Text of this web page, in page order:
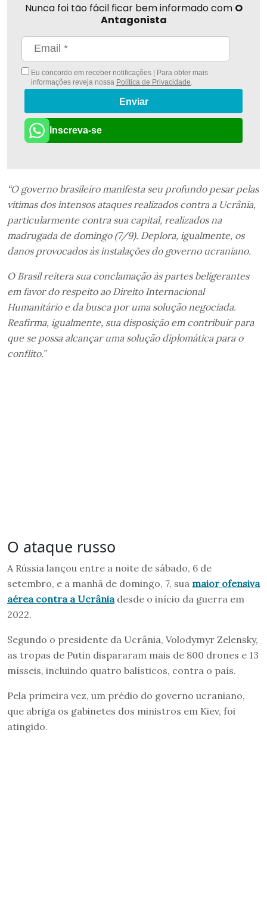
Nunca foi tão fácil ficar bem informado com O
Antagonista
Eu concordo em receber notificações | Para obter mais
informações reveja nossa Política de Privacidade
Enviar
Inscreva-se
“O governo brasileiro manifesta seu profundo pesar pelas
vítimas dos intensos ataques realizados contra a Ucrânia,
particularmente contra sua capital, realizados na
madrugada de domingo (7/9). Deplora, igualmente, os
danos provocados às instalações do governo ucraniano.
O Brasil reitera sua conclamação às partes beligerantes
em favor do respeito ao Direito Internacional
Humanitário e da busca por uma solução negociada.
Reafirma, igualmente, sua disposição em contribuir para
que se possa alcançar uma solução diplomática para o
conflito.”
O ataque russo
A Rússia lançou entre a noite de sábado, 6 de
setembro, e a manhã de domingo, 7, sua maior ofensiva
aérea contra a Ucrâniadesde o início da guerra em
2022.
Segundo o presidente da Ucrânia, Volodymyr Zelensky,
as tropas de Putin dispararam mais de 800 drones e 13
mísseis, incluindo quatro balísticos, contra o país.
Pela primeira vez, um prédio do governo ucraniano,
que abriga os gabinetes dos ministros em Kiev, foi
atingido.